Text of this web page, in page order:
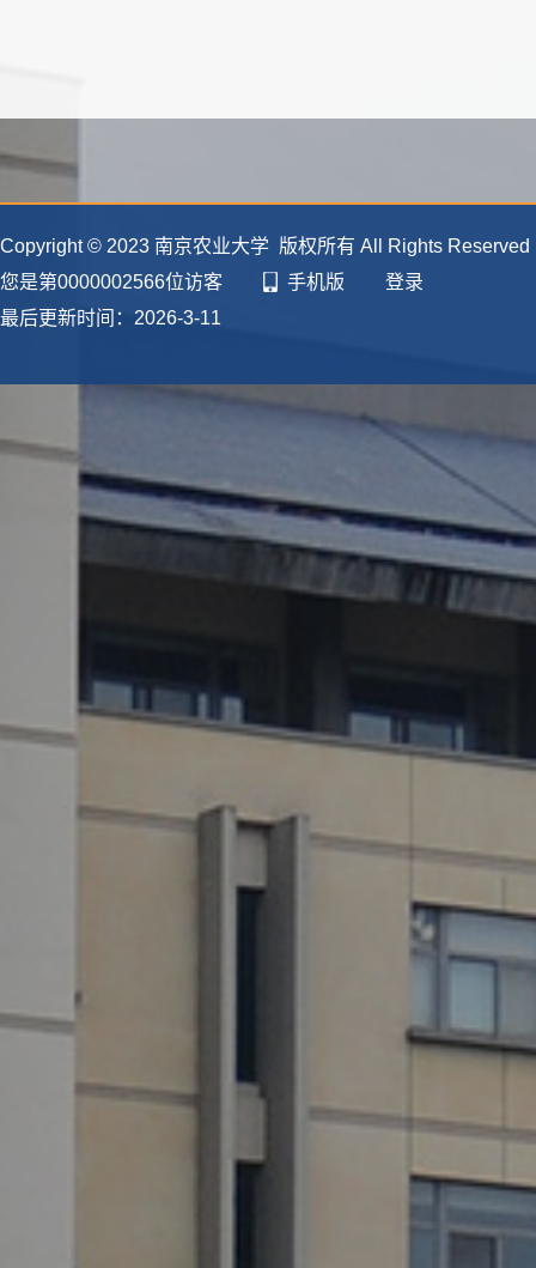
Copyright © 2023 南京农业大学 版权所有 All Rights
您是第0000002566位访客 手机版
登录
最后更新时间： 2026-3-11